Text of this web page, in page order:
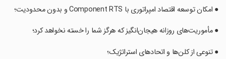
‏● امکان توسعه اقتصاد امپراتوری با Component RTS و بدون محدودیت؛
‏● مأموریت‌های روزانه هیجان‌انگیز که هرگز شما را خسته نخواهد کرد؛
‏● تنوعی از کلن‌ها و اتحادهای استراتژیک؛